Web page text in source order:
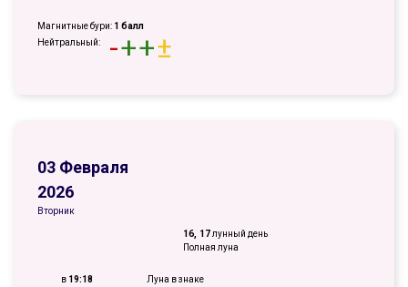
Магнитные бури: 1 балл
Нейтральный:
-++±
03 Февраля
2026
Вторник
16, 17лунный день
Полная луна
в 19:18
Луна в знаке